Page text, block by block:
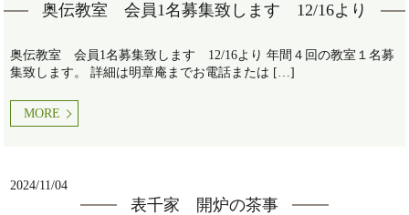
奥伝教室 会員1名募集致します 12/16より
奥伝教室 会員1名募集致します 12/16より 年間４回の教室１名募
集致します。 詳細は明章庵までお電話または […]
MORE
2024/11/04
表千家 開炉の茶事